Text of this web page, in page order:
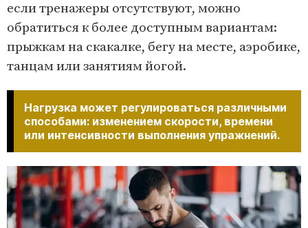
если тренажеры отсутствуют, можно
обратиться к более доступным вариантам:
прыжкам на скакалке, бегу на месте, аэробике,
танцам или занятиям йогой.
Нагрузка может регулироваться различными
способами: изменением скорости, времени
или интенсивности выполнения упражнений.